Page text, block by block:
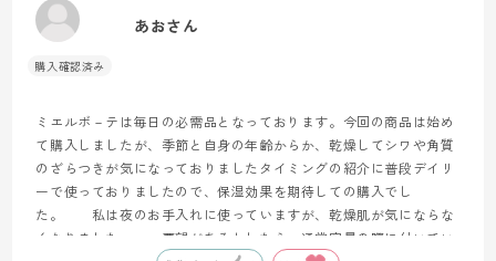
あおさん
ミエルボ－テは毎日の必需品となっております。今回の商品は始め
て購入しましたが、季節と自身の年齢からか、乾燥してシワや角質
のざらつきが気になっておりましたタイミングの紹介に普段デイリ
ーで使っておりましたので、保湿効果を期待しての購入でし
た。 私は夜のお手入れに使っていますが、乾燥肌が気にならな
くなりました。一つ要望があるとしたら、通常容量の際に付いてい